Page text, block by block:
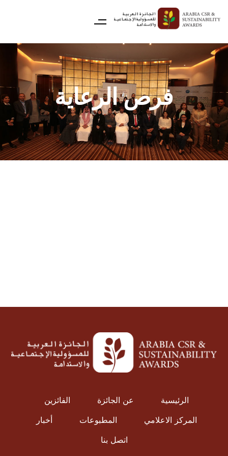
فرص الرعاية
الرئيسية عن الجائزة
الفائزين
المركز الاعلامي
المطبوعات
أخبار
اتصل بنا